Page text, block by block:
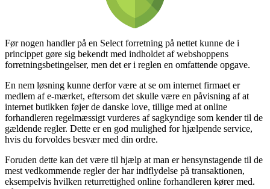
Før nogen handler på en Select forretning på nettet kunne de i
princippet gøre sig bekendt med indholdet af webshoppens
forretningsbetingelser, men det er i reglen en omfattende opgave.
En nem løsning kunne derfor være at se om internet firmaet er
medlem af e-mærket, eftersom det skulle være en påvisning af at
internet butikken føjer de danske love, tillige med at online
forhandleren regelmæssigt vurderes af sagkyndige som kender til de
gældende regler. Dette er en god mulighed for hjælpende service,
hvis du forvoldes besvær med din ordre.
Foruden dette kan det være til hjælp at man er hensynstagende til de
mest vedkommende regler der har indflydelse på transaktionen,
eksempelvis hvilken returrettighed online forhandleren kører med.